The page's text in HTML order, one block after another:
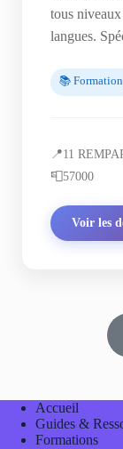
tous niveaux
langues.
📚
📍11
📮57000
Voir les
Accueil
Guides &
Formations